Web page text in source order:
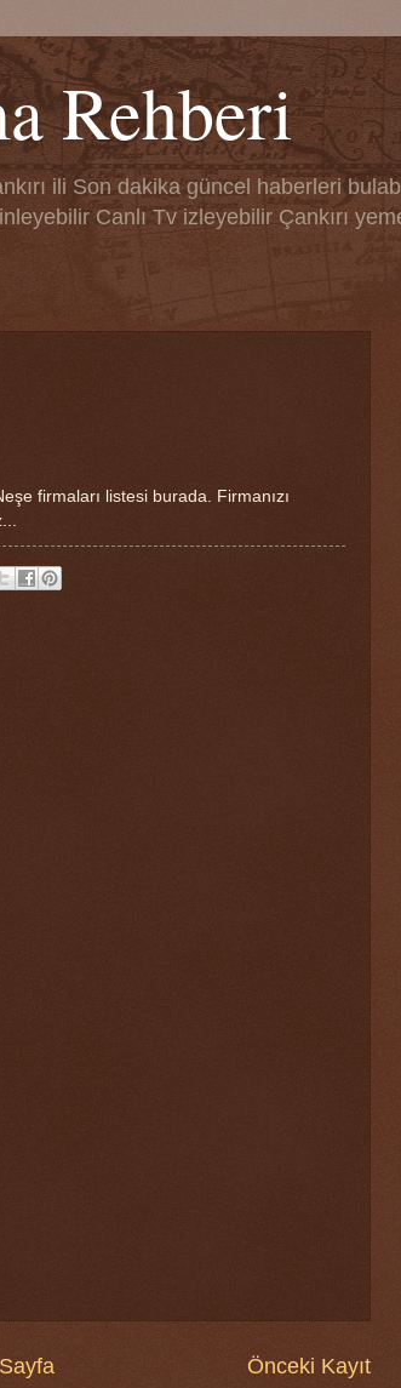
Rehberi
ili Son dakika güncel haberleri
Canlı Tv izleyebilir Çankırı
firmaları listesi burada. Firmanızı
Önceki Kayıt